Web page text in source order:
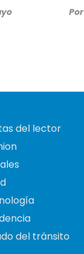
Por
del lector
del tránsito